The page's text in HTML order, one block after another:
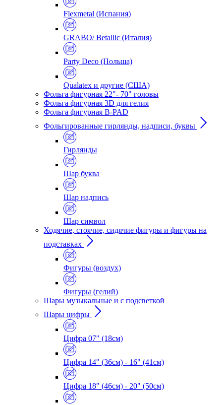
Flexmetal (Испания)
GRABO/ Betallic (Италия)
Party Deco (Польша)
Qualatex и другие (США)
Фольга фигурная 22"- 70" головы
Фольга фигурная 3D для гелия
Фольга фигурная B-PAD
Фольгированные гирлянды, надписи, буквы
Гирлянды
Шар буква
Шар надпись
Шар символ
Ходячие, стоячие, сидячие фигуры и фигуры на
подставках
Фигуры (воздух)
Фигуры (гелий)
Шары музыкальные и с подсветкой
Шары цифры
Цифра 07" (18см)
Цифра 14" (36см) - 16" (41см)
Цифра 18" (46см) - 20" (50см)